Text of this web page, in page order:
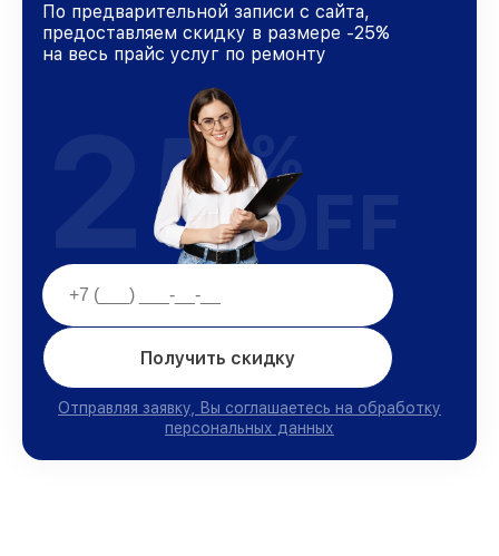
По предварительной записи с сайта,
предоставляем скидку в размере -25%
на весь прайс услуг по ремонту
Получить скидку
Отправляя заявку, Вы соглашаетесь на обработку
персональных данных
25%
OFF